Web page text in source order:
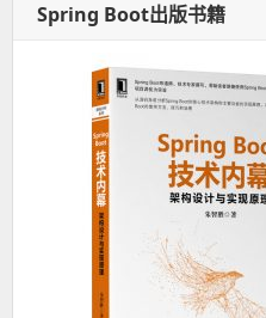
Spring Boot出版书籍